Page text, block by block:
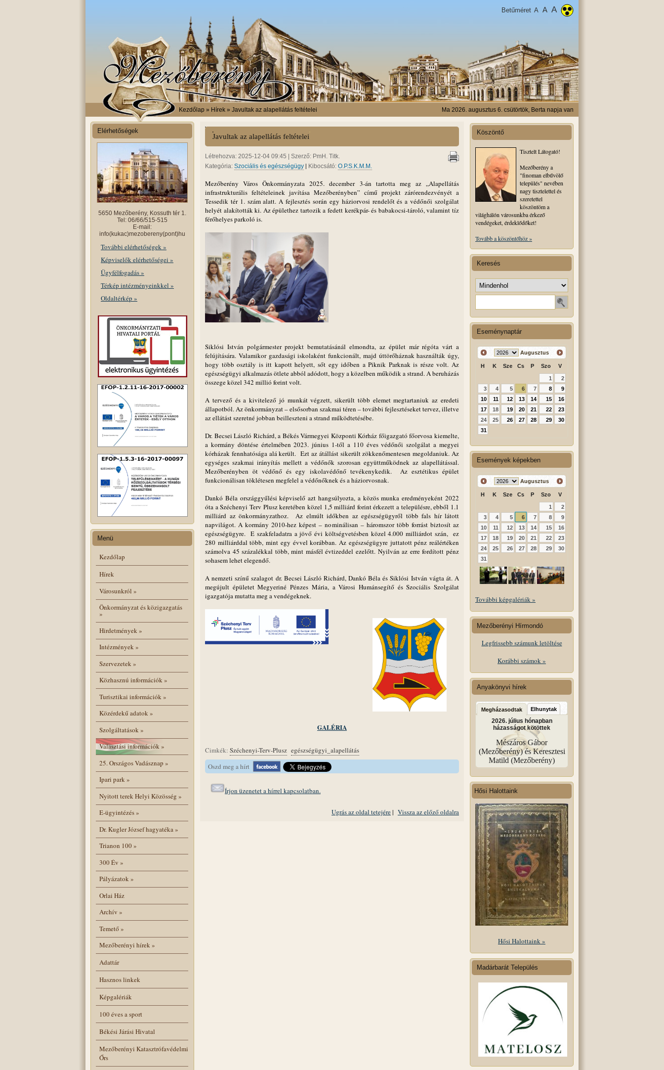
Betűméret A A A
Kezdőlap » Hírek » Javultak az alapellátás feltételei Ma 2026. augusztus 6. csütörtök, Berta napja van
Elérhetőségek
5650 Mezőberény, Kossuth tér 1.
Tel: 06/66/515-515
E-mail:
info(kukac)mezobereny(pont)hu
További elérhetőségek »
Képviselők elérhetőségei »
Ügyfélfogadás »
Térkép intézményeinkkel »
Oldaltérkép »
Menü
Kezdőlap
Hírek
Városunkról »
Önkormányzat és közigazgatás
»
Hirdetmények»
Intézmények»
Szervezetek»
Közhasznú információk»
Turisztikai információk»
Közérdekű adatok»
Szolgáltatások»
Választási információk»
25. Országos Vadásznap »
Ipari park»
Nyitott terek Helyi Közösség »
E-ügyintézés»
Dr. Kugler József hagyatéka»
Trianon 100»
300 Év »
Pályázatok»
Orlai Ház
Archív »
Temető»
Mezőberényi hírek»
Adattár
Hasznos linkek
Képgalériák
100 éves a sport
Békési Járási Hivatal
Mezőberényi Katasztrófavédelmi
Őrs
Javultak az alapellátás feltételei
Létrehozva: 2025-12-04 09:45 | Szerző: PmH. Titk.
Kategória: Szociális és egészségügy | Kibocsátó: O.P.S.K.M.M.
Mezőberény Város Önkormányzata 2025. december 3-án tartotta meg az „Alapellátás
infrastrukturális feltételeinek javítása Mezőberényben” című projekt zárórendezvényét a
Tessedik tér 1. szám alatt. A fejlesztés során egy háziorvosi rendelőt és a védőnői szolgálat
helyét alakították ki. Az épülethez tartozik a fedett kerékpár- és babakocsi-tároló, valamint tíz
férőhelyes parkoló is.
Siklósi István polgármester projekt bemutatásánál elmondta, az épület már régóta várt a
felújítására. Valamikor gazdasági iskolaként funkcionált, majd úttörőháznak használták úgy,
hogy több osztály is itt kapott helyett, sőt egy időben a Piknik Parknak is része volt. Az
egészségügyi alkalmazás ötlete abból adódott, hogy a közelben működik a strand. A beruházás
összege közel 342 millió forint volt.
A tervező és a kivitelező jó munkát végzett, sikerült több elemet megtartaniuk az eredeti
állapotból. Az önkormányzat – elsősorban szakmai téren – további fejlesztéseket tervez, illetve
az ellátást szeretné jobban beilleszteni a strand működtetésébe.
Dr. Becsei László Richárd, a Békés Vármegyei Központi Kórház főigazgató főorvosa kiemelte,
a kormány döntése értelmében 2023. június 1-től a 110 éves védőnői szolgálat a megyei
kórházak fennhatósága alá került. Ezt az átállást sikerült zökkenőmentesen megoldaniuk. Az
egységes szakmai irányítás mellett a védőnők szorosan együttműködnek az alapellátással.
Mezőberényben öt védőnő és egy iskolavédőnő tevékenykedik. Az esztétikus épület
funkcionálisan töklétesen megfelel a védőnőknek és a háziorvosnak.
Dankó Béla országgyűlési képviselő azt hangsúlyozta, a közös munka eredményeként 2022
óta a Széchenyi Terv Plusz keretében közel 1,5 milliárd forint érkezett a településre, ebből 1.1
milliárd az önkormányzathoz. Az elmúlt időkben az egészségügyről több fals hír látott
napvilágot. A kormány 2010-hez képest – nominálisan – háromszor több forrást biztosít az
egészségügyre. E szakfeladatra a jövő évi költségvetésben közel 4.000 milliárdot szán, ez
280 milliárddal több, mint egy évvel korábban. Az egészségügyre juttatott pénz reálértéken
számolva 45 százalékkal több, mint másfél évtizeddel ezelőtt. Nyilván az erre fordított pénz
sohasem lehet elegendő.
A nemzeti színű szalagot dr. Becsei László Richárd, Dankó Béla és Siklósi István vágta át. A
megújult épületet Megyeriné Pénzes Mária, a Városi Humánsegítő és Szociális Szolgálat
igazgatója mutatta meg a vendégeknek.
GALÉRIA
Cimkék: Széchenyi-Terv-Plusz egészségügyi_alapellátás
Oszd meg a hírt
Írjon üzenetet a hírrel kapcsolatban.
Ugrás az oldal tetejére| Vissza az előző oldalra
Köszöntő
Tisztelt Látogató!
Mezőberény a
"finoman elbűvölő
település" nevében
nagy tisztelettel és
szeretettel
köszöntöm a
világhálón városunkba érkező
vendégeket, érdeklődőket!
Tovább a köszöntőhöz »
Keresés
Keresés helye
Eseménynaptár
Augusztus
H K Sze Cs P Szo V
1
2
3
4 5 6 7 8
9
10
11 12 13 14 15
16
17
18 19 20 21 22
23
24
25 26 27 28 29
30
31
Események képekben
Augusztus
H K Sze Cs P Szo V
1
2
3
4 5 6 7 8
9
10
11 12 13 14 15
16
17
18 19 20 21 22
23
24
25 26 27 28 29
30
31
További képgalériák »
Mezőberényi Hírmondó
Legfrissebb számunk letöltése
Korábbi számok »
Anyakönyvi hírek
Megházasodtak Elhunytak
2026. július hónapban
házasságot kötöttek
Mészáros Gábor
(Mezőberény) és Keresztesi
Matild (Mezőberény)
Hősi Halottaink
Hősi Halottaink »
Madárbarát Település